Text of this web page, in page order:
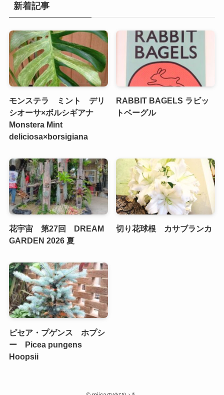
新着記事
モンステラ ミント デリ
シオーサ×ボルシギアナ
Monstera Mint
deliciosa×borsigiana
RABBIT BAGELS ラビッ
トベーグル
花宇宙 第27回 DREAM
GARDEN 2026 夏
切り花球根 カサブランカ
ピセア・プゲンス ホプシ
ー Picea pungens
Hoopsii